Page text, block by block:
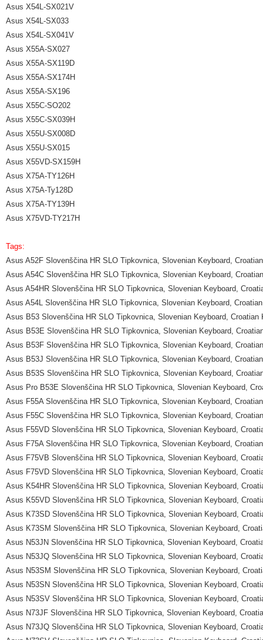
Asus X54L-SX021V
Asus X54L-SX033
Asus X54L-SX041V
Asus X55A-SX027
Asus X55A-SX119D
Asus X55A-SX174H
Asus X55A-SX196
Asus X55C-SO202
Asus X55C-SX039H
Asus X55U-SX008D
Asus X55U-SX015
Asus X55VD-SX159H
Asus X75A-TY126H
Asus X75A-Ty128D
Asus X75A-TY139H
Asus X75VD-TY217H
Tags:
Asus A52F Slovenščina HR SLO Tipkovnica, Slovenian Keyboard,
Asus A54C Slovenščina HR SLO Tipkovnica, Slovenian Keyboard,
Asus A54HR Slovenščina HR SLO Tipkovnica, Slovenian Keyboard,
Asus A54L Slovenščina HR SLO Tipkovnica, Slovenian Keyboard,
Asus B53 Slovenščina HR SLO Tipkovnica, Slovenian Keyboard, Croatian
Asus B53E Slovenščina HR SLO Tipkovnica, Slovenian Keyboard,
Asus B53F Slovenščina HR SLO Tipkovnica, Slovenian Keyboard,
Asus B53J Slovenščina HR SLO Tipkovnica, Slovenian Keyboard,
Asus B53S Slovenščina HR SLO Tipkovnica, Slovenian Keyboard,
Asus Pro B53E Slovenščina HR SLO Tipkovnica, Slovenian Keyboard,
Asus F55A Slovenščina HR SLO Tipkovnica, Slovenian Keyboard,
Asus F55C Slovenščina HR SLO Tipkovnica, Slovenian Keyboard,
Asus F55VD Slovenščina HR SLO Tipkovnica, Slovenian Keyboard,
Asus F75A Slovenščina HR SLO Tipkovnica, Slovenian Keyboard,
Asus F75VB Slovenščina HR SLO Tipkovnica, Slovenian Keyboard,
Asus F75VD Slovenščina HR SLO Tipkovnica, Slovenian Keyboard,
Asus K54HR Slovenščina HR SLO Tipkovnica, Slovenian Keyboard,
Asus K55VD Slovenščina HR SLO Tipkovnica, Slovenian Keyboard,
Asus K73SD Slovenščina HR SLO Tipkovnica, Slovenian Keyboard,
Asus K73SM Slovenščina HR SLO Tipkovnica, Slovenian Keyboard,
Asus N53JN Slovenščina HR SLO Tipkovnica, Slovenian Keyboard,
Asus N53JQ Slovenščina HR SLO Tipkovnica, Slovenian Keyboard,
Asus N53SM Slovenščina HR SLO Tipkovnica, Slovenian Keyboard,
Asus N53SN Slovenščina HR SLO Tipkovnica, Slovenian Keyboard,
Asus N53SV Slovenščina HR SLO Tipkovnica, Slovenian Keyboard,
Asus N73JF Slovenščina HR SLO Tipkovnica, Slovenian Keyboard,
Asus N73JQ Slovenščina HR SLO Tipkovnica, Slovenian Keyboard,